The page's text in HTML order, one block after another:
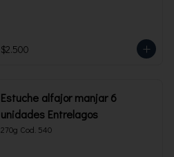
$2.500
Estuche alfajor manjar 6
unidades Entrelagos
270g Cod. 540